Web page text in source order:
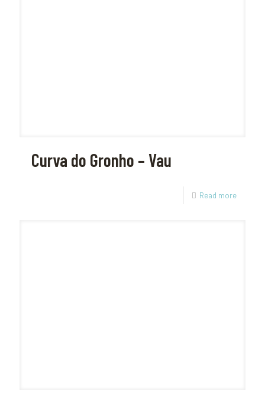
Curva do Gronho – Vau
Read more